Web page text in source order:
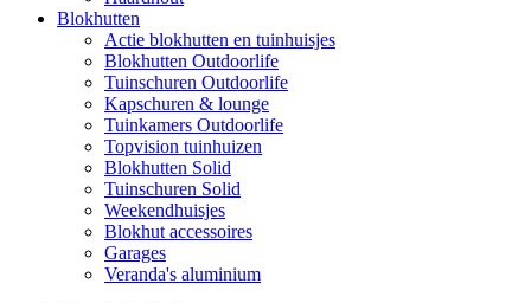
Blokhutten
Actie blokhutten en tuinhuisjes
Blokhutten Outdoorlife
Tuinschuren Outdoorlife
Kapschuren & lounge
Tuinkamers Outdoorlife
Topvision tuinhuizen
Blokhutten Solid
Tuinschuren Solid
Weekendhuisjes
Blokhut accessoires
Garages
Veranda's aluminium